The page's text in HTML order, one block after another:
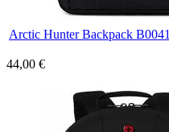
Arctic Hunter Backpack
44,00 €